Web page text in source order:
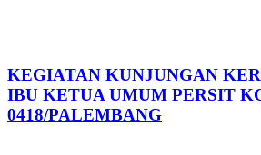
KEGIATAN KUNJUNGAN
IBU KETUA UMUM PERSIT
0418/PALEMBANG